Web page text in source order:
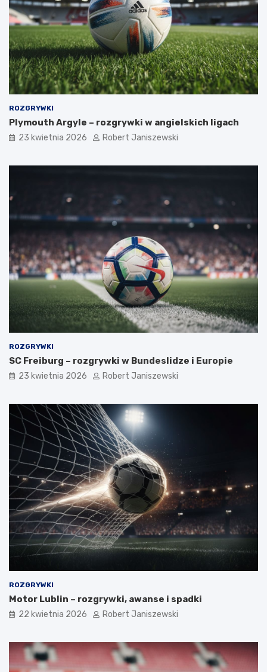
ROZGRYWKI
Plymouth Argyle – rozgrywki w angielskich ligach
23 kwietnia 2026 Robert Janiszewski
ROZGRYWKI
SC Freiburg – rozgrywki w Bundeslidze i Europie
23 kwietnia 2026 Robert Janiszewski
ROZGRYWKI
Motor Lublin – rozgrywki, awanse i spadki
22 kwietnia 2026 Robert Janiszewski